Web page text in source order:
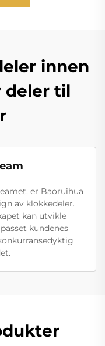
innen
deler til
er Baoruihua
av klokkedeler.
kan utvikle
kundenes